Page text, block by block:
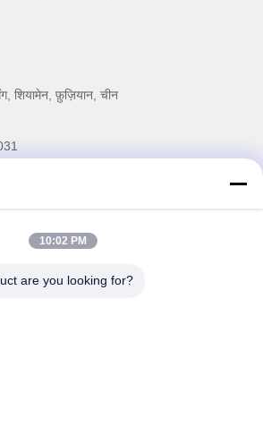
शियामेन, फ़ुज़ियान, चीन
10:02 PM
are you looking for?